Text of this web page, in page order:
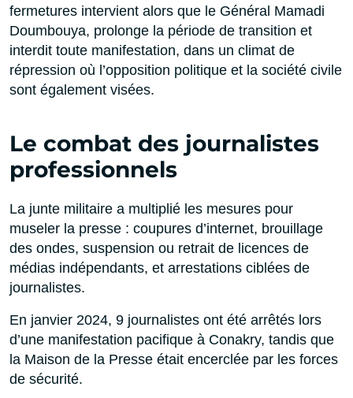
fermetures intervient alors que le Général Mamadi
Doumbouya, prolonge la période de transition et
interdit toute manifestation, dans un climat de
répression où l’opposition politique et la société civile
sont également visées.
Le combat des journalistes
professionnels
La junte militaire a multiplié les mesures pour
museler la presse : coupures d’internet, brouillage
des ondes, suspension ou retrait de licences de
médias indépendants, et arrestations ciblées de
journalistes.
En janvier 2024, 9 journalistes ont été arrêtés lors
d’une manifestation pacifique à Conakry, tandis que
la Maison de la Presse était encerclée par les forces
de sécurité.